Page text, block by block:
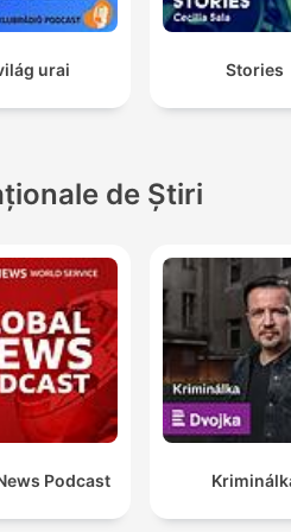
urai Stories
de Știri
Podcast